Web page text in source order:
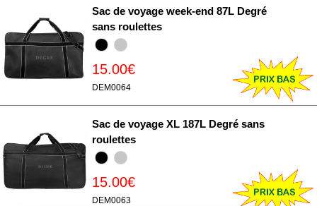
Sac de voyage week-end 87L Degré
sans roulettes
15.00€
DEM0064
Sac de voyage XL 187L Degré sans
roulettes
15.00€
DEM0063